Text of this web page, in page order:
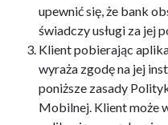
upewnić się, że bank
świadczy usługi za jej
Klient pobierając
wyraża zgodę na jej
poniższe zasady
Mobilnej. Klient może